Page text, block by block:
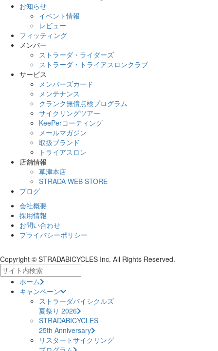
お知らせ
イベント情報
レビュー
フィッティング
メンバー
ストラーダ・ライダーズ
ストラーダ・トライアスロンクラブ
サービス
メンバーズカード
メンテナンス
クランク無償点検プログラム
サイクリングツアー
KeePerコーティング
メールマガジン
取扱ブランド
トライアスロン
店舗情報
草津本店
STRADA WEB STORE
ブログ
会社概要
採用情報
お問い合わせ
プライバシーポリシー
Copyright © STRADABICYCLES Inc. All Rights Reserved.
ホーム
キャンペーン
ストラーダバイシクルズ
夏祭り 2026
STRADABICYCLES
25th Anniversary
リスタートサイクリング